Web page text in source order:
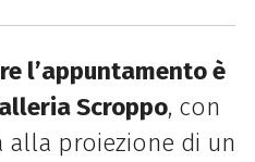
l’appuntamento è
Scroppo, con
alla proiezione di un